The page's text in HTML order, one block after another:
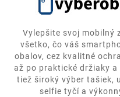
Vylepšite svoj mobilný
všetko, čo váš
obalov, cez kvalitné
až po praktické držiaky
tiež široký výber tašiek,
selfie tyčí a